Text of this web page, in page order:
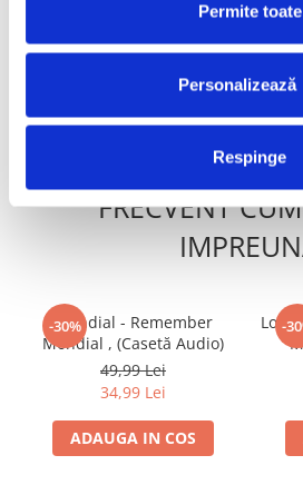
Permite toate
Personalizează
Respinge
34,99 Lei
ADAUGA IN COS
FRECVENT
-30%
Mondial - Remember
Mondial , (Casetă Audio)
49,99 Lei
34,99 Lei
ADAUGA IN COS
-